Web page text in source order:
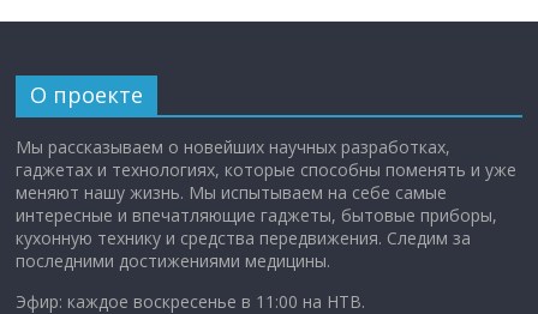
О проекте
Мы рассказываем о новейших научных разработках,
гаджетах и технологиях, которые способны поменять и уже
меняют нашу жизнь. Мы испытываем на себе самые
интересные и впечатляющие гаджеты, бытовые приборы,
кухонную технику и средства передвижения. Следим за
последними достижениями медицины.
Эфир: каждое воскресенье в 11:00 на НТВ.